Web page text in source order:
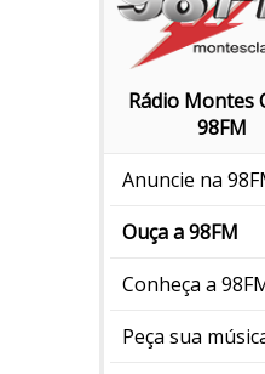
Rádio Montes
98FM
Anuncie na
Ouça a 98FM
Conheça a
Peça sua